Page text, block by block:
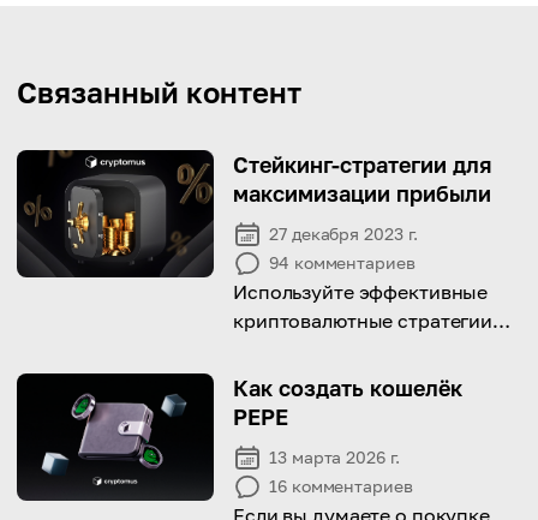
Связанный контент
Стейкинг-стратегии для
максимизации прибыли
27 декабря 2023 г.
94 комментариев
Используйте эффективные
криптовалютные стратегии
заработка
Как создать кошелёк
PEPE
13 марта 2026 г.
16 комментариев